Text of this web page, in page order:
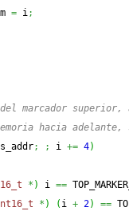
= i;
marcador superior,
hacia adelante,
; ; i += 4)
* ) i ==
* ) ( i + 2) ==